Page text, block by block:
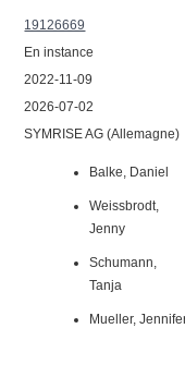
19126669
En instance
2022-11-09
2026-07-02
SYMRISE AG (Allemagne)
Balke, Daniel
Weissbrodt,
Jenny
Schumann,
Tanja
Mueller,